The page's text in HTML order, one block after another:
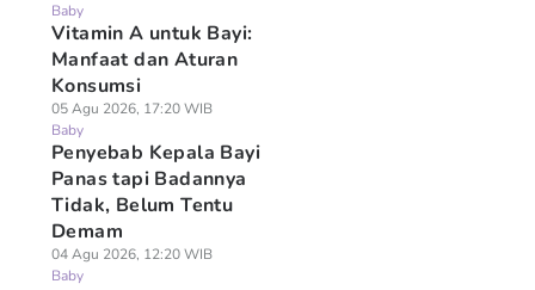
Baby
Vitamin A untuk Bayi:
Manfaat dan Aturan
Konsumsi
05 Agu 2026, 17:20 WIB
Baby
Penyebab Kepala Bayi
Panas tapi Badannya
Tidak, Belum Tentu
Demam
04 Agu 2026, 12:20 WIB
Baby